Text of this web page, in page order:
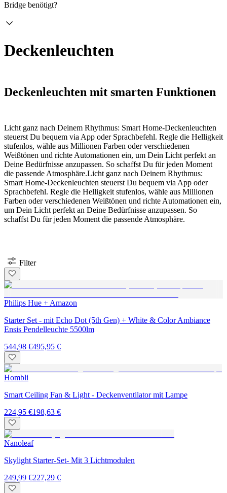
Bridge benötigt?
Deckenleuchten
Deckenleuchten mit smarten Funktionen
Licht ganz nach Deinem Rhythmus: Smart Home-Deckenleuchten
steuerst Du bequem via App oder Sprachbefehl. Regle die Helligkeit
stufenlos, wähle aus Millionen Farben oder verschiedenen
Weißtönen und richte Automationen ein, um Dein Licht perfekt an
Deine Bedürfnisse anzupassen. So schaffst Du für jeden Moment
die passende Atmosphäre.Licht ganz nach Deinem Rhythmus:
Smart Home-Deckenleuchten steuerst Du bequem via App oder
Sprachbefehl. Regle die Helligkeit stufenlos, wähle aus Millionen
Farben oder verschiedenen Weißtönen und richte Automationen ein,
um Dein Licht perfekt an Deine Bedürfnisse anzupassen. So
schaffst Du für jeden Moment die passende Atmosphäre.
Filter
Philips Hue + Amazon
Starter Set - mit Echo Dot (5th Gen) + White & Color Ambiance
Ensis Pendelleuchte 5500lm
544,98 €495,95 €
Hombli
Smart Ceiling Fan & Light - Deckenventilator mit Lampe
224,95 €198,63 €
Nanoleaf
Skylight Starter-Set- Mit 3 Lichtmodulen
249,99 €227,29 €